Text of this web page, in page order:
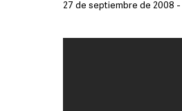
27 de septiembre de 2008 -